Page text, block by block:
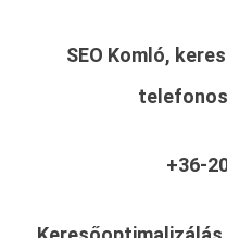
SEO Komló,
+36-